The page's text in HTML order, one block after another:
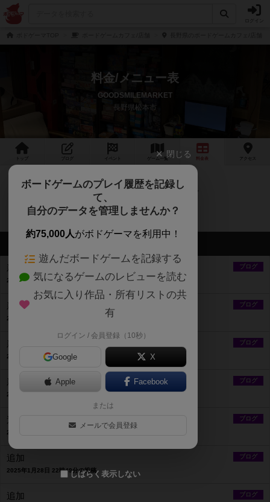
料金/メニュー表
GOODSMILEMARKET
長野県松本市
ゲーム 一覧 料金 アクセス
ドリンク ソフト300円～ アルコール500円～
フード ツマミ 300円～ 軽食 500円～
ブログ
新規タイトル追加
2026年2月14日 22時01分の投稿
ブログ
新規タイトル追加
2026年2月14日 22時00分の投稿
ブログ
新規タイトル追加
2025年12月11日 20時19分の投稿
ブログ
新タイトル追加
2025年4月8日 20時09分の投稿
ブログ
追加&300
2025年2月9日 0時38分の投稿
ブログ
追加
2025年1月28日 22時49分の投稿
ブログ
追加
閉じる
ボードゲームのプレイ履歴を記録し
て、
自分のデータを管理しませんか？
約75,000人がボドゲーマを利用中！
遊んだボードゲームを記録する
気になるゲームのレビューを読む
お気に入り作品・所有リストの共
有
ログイン / 会員登録（10秒）
Google X
Apple Facebook
または
メールで会員登録
しばらく表示しない